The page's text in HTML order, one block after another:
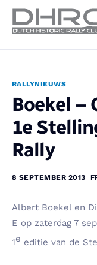
Vraag & Aanbod
Nieuws
Contact
RALLYNIEUWS
Boekel –
1e
Rally
8 SEPTEMBER 2013
Albert Boekel en
E op zaterdag 7
1e editie van de